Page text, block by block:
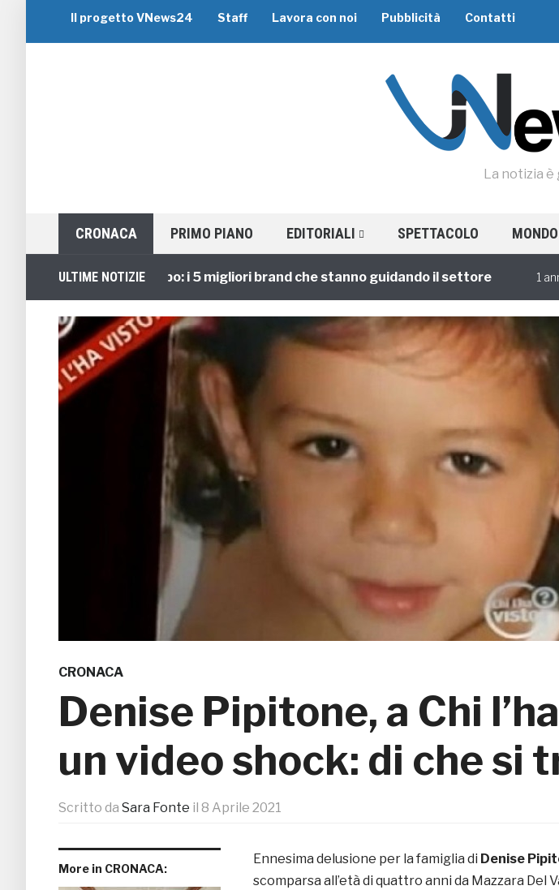
Il progetto VNews24 Staff Lavora con noi Pubblicità Contatti
La notizia è
CRONACA PRIMO PIANO EDITORIALI SPETTACOLO MONDO
ULTIME NOTIZIE
Viaggi di Gruppo: i 5 migliori brand che stanno guidando il settore 1 annofa
CRONACA
Denise Pipitone, a Chi
un video shock: di che si
Scritto da Sara Fonte il 8 Aprile 2021
More in CRONACA:
Ennesima delusione per la famiglia di Denise
scomparsa all’età di quattro anni da Mazzara Del